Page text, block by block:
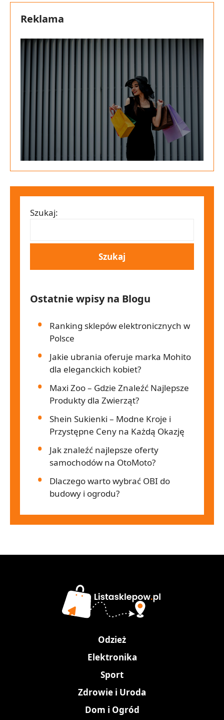
Reklama
Szukaj:
Ostatnie wpisy na Blogu
Ranking sklepów elektronicznych w
Polsce
Jakie ubrania oferuje marka Mohito
dla eleganckich kobiet?
Maxi Zoo – Gdzie Znaleźć Najlepsze
Produkty dla Zwierząt?
Shein Sukienki – Modne Kroje i
Przystępne Ceny na Każdą Okazję
Jak znaleźć najlepsze oferty
samochodów na OtoMoto?
Dlaczego warto wybrać OBI do
budowy i ogrodu?
Odzież
Elektronika
Sport
Zdrowie i Uroda
Dom i Ogród